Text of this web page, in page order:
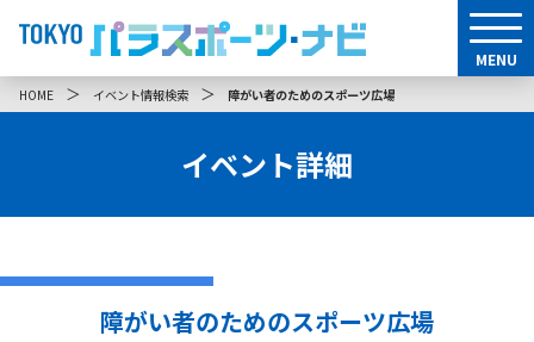
MENU
HOME ＞ イベント情報検索 ＞ 障がい者のためのスポーツ広場
イベント詳細
障がい者のためのスポーツ広場